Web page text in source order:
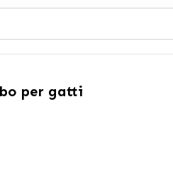
per gatti